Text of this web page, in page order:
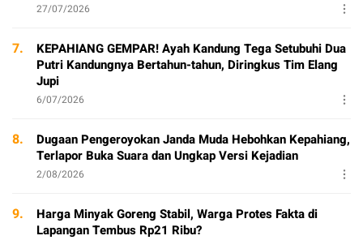
27/07/2026
7.
KEPAHIANG GEMPAR! Ayah Kandung Tega Setubuhi Dua
Putri Kandungnya Bertahun-tahun, Diringkus Tim Elang
Jupi
6/07/2026
8.
Dugaan Pengeroyokan Janda Muda Hebohkan Kepahiang,
Terlapor Buka Suara dan Ungkap Versi Kejadian
2/08/2026
9.
Harga Minyak Goreng Stabil, Warga Protes Fakta di
Lapangan Tembus Rp21 Ribu?